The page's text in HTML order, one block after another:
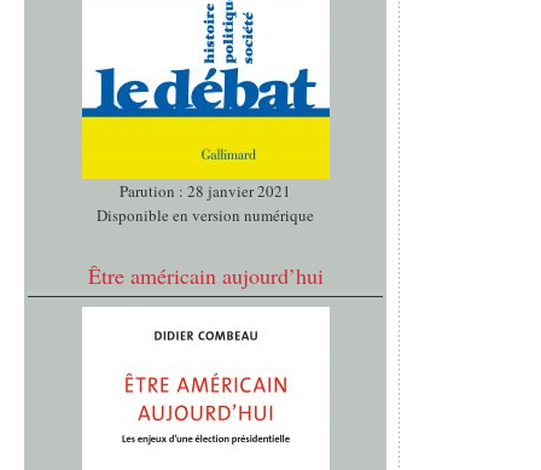
Parution : 28 janvier 2021
Disponible en version numérique
Être américain aujourd’hui